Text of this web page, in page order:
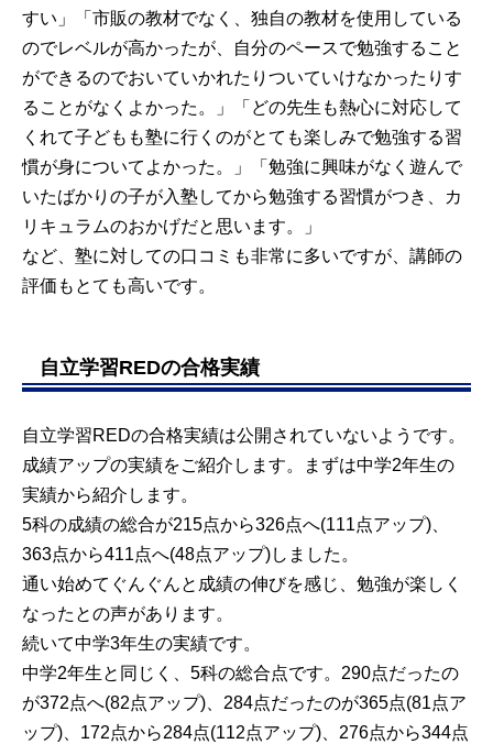
すい」「市販の教材でなく、独自の教材を使用している
のでレベルが高かったが、自分のペースで勉強すること
ができるのでおいていかれたりついていけなかったりす
ることがなくよかった。」「どの先生も熱心に対応して
くれて子どもも塾に行くのがとても楽しみで勉強する習
慣が身についてよかった。」「勉強に興味がなく遊んで
いたばかりの子が入塾してから勉強する習慣がつき、カ
リキュラムのおかげだと思います。」
など、塾に対しての口コミも非常に多いですが、講師の
評価もとても高いです。
自立学習REDの合格実績
自立学習REDの合格実績は公開されていないようです。
成績アップの実績をご紹介します。まずは中学2年生の
実績から紹介します。
5科の成績の総合が215点から326点へ(111点アップ)、
363点から411点へ(48点アップ)しました。
通い始めてぐんぐんと成績の伸びを感じ、勉強が楽しく
なったとの声があります。
続いて中学3年生の実績です。
中学2年生と同じく、5科の総合点です。290点だったの
が372点へ(82点アップ)、284点だったのが365点(81点ア
ップ)、172点から284点(112点アップ)、276点から344点